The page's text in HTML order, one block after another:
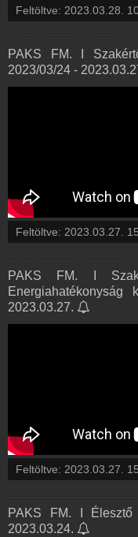
Feltöltve: 2023.03.28.
PAKS FM. I
2023/03/24 -
Feltöltve: 2023.03.27.
PAKS FM. I
Energiahatékonyság
2023.03.27.
Feltöltve: 2023.03.27.
PAKS FM. I
2023.03.24.